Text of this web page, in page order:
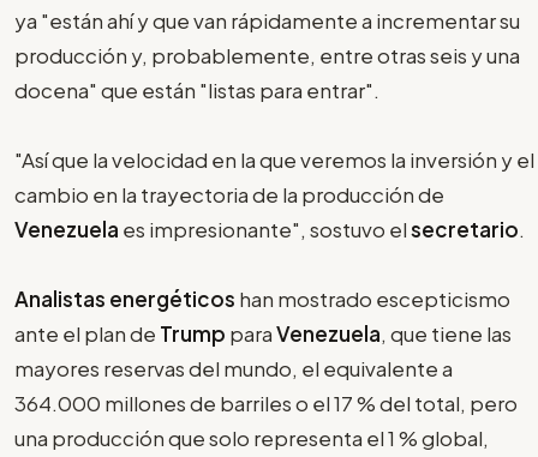
ya "están ahí y que van rápidamente a incrementar su
producción y, probablemente, entre otras seis y una
docena" que están "listas para entrar".
"Así que la velocidad en la que veremos la inversión y el
cambio en la trayectoria de la producción de
Venezuela es impresionante", sostuvo elsecretario.
Analistas energéticos han mostrado escepticismo
ante el plan de Trump paraVenezuela, que tiene las
mayores reservas del mundo, el equivalente a
364.000 millones de barriles o el 17 % del total, pero
una producción que solo representa el 1 % global,